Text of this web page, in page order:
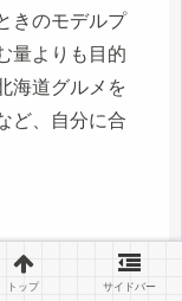
きのモデルプ
量よりも目的
海道グルメを
ど、自分に合
みプラン
トップ サイドバー